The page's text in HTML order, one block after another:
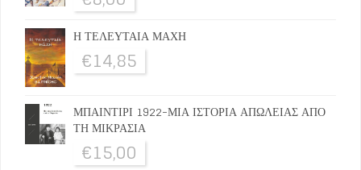
Η ΤΕΛΕΥΤΑΙΑ ΜΑΧΗ
€14,85
ΜΠΑΙΝΤΙΡΙ 1922-ΜΙΑ ΙΣΤΟΡΙΑ ΑΠΩΛΕΙΑΣ ΑΠΟ
ΤΗ ΜΙΚΡΑΣΙΑ
€15,00